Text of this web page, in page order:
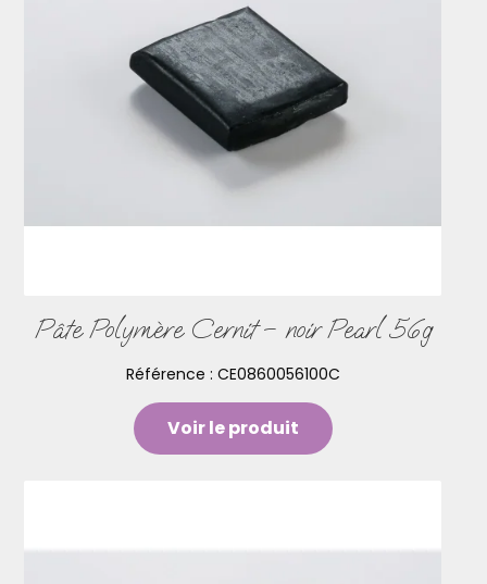
Pâte Polymère Cernit – noir Pearl 56g
Référence : CE0860056100C
Voir le produit